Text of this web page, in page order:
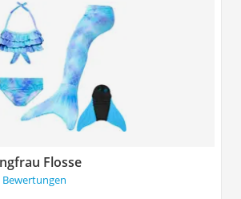
Flosse
Bewertungen